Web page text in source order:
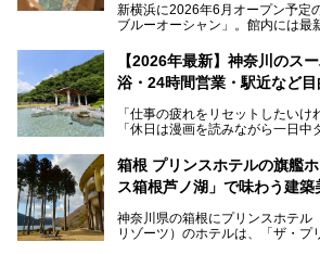
新横浜に2026年6月オープン予定
ブルーオーシャン」。館内には最
的な“没入感（イマーシブ）”を体
今回は、そんな大注目の施設に一
を見学させていただきました！
サウナ室の中に咲き誇る桜、魚た
リのビーチを思わせる休憩スペー
内の様子をレポートします！
【2026年最新】神奈川のス
浴・24時間営業・駅近など
「仕事の疲れをリセットしたいけ
「休日は漫画を読みながら一日中
たい」
そんな「癒やされたい」という願
神奈川県には、サウナや岩盤浴、
など、“非日常”を味わえるスーパ
箱根 プリンスホテルの旗艦
ス箱根芦ノ湖」で味わう建築
神奈川県の箱根にプリンスホテル
リゾーツ）のホテルは、「ザ・プ